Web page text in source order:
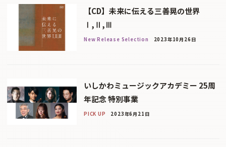
【CD】未来に伝える三善晃の世界
Ⅰ,Ⅱ,Ⅲ
New Release Selection 2023年10月26日
いしかわミュージックアカデミー 25周
年記念 特別事業
PICK UP 2023年6月21日